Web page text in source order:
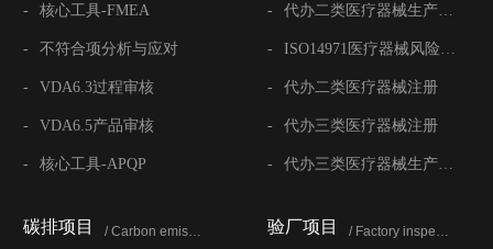
- 核心工具-FMEA
- 不符合项分析与应对
- VDA6.3过程审核
- VDA6.5产品审核
- 核心工具-APQP
- 代办二类医疗器械生产许可证
-
- 代办二类医疗器械注册
- 代办三类医疗器械注册
- 代办三类医疗器械生产许可证
碳排项目 验厂项目